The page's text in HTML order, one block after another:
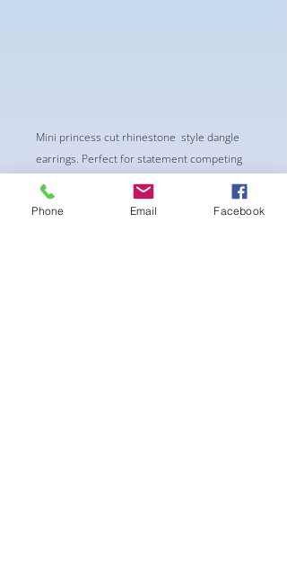
Mini princess cut rhinestone style dangle
earrings. Perfect for statement competing
jewelry
Phone Email Facebook